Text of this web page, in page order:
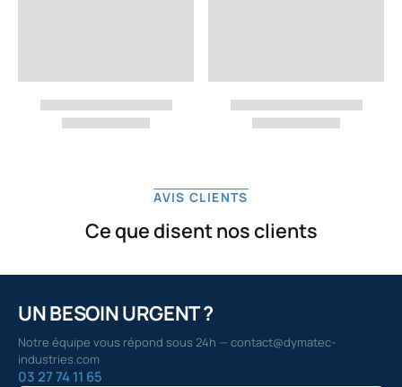
AVIS CLIENTS
Ce que disent nos clients
UN BESOIN URGENT ?
Notre équipe vous répond sous 24h — contact@dymatec-
industries.com
03 27 74 11 65